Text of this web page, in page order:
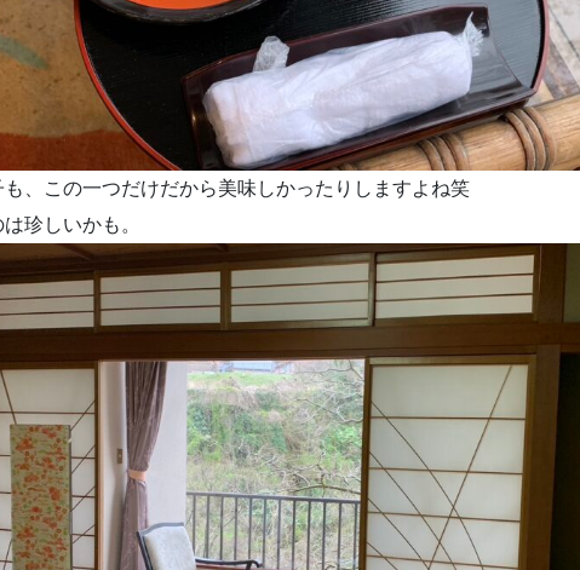
も、この一つだけだから美味しかったりしますよね笑
珍しいかも。